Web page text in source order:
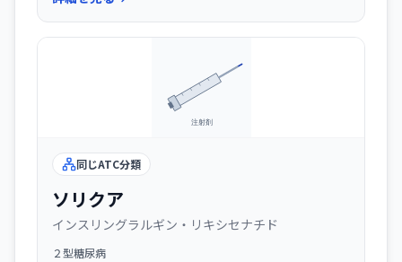
同じATC分類
ソリクア
インスリングラルギン・リキシセナチド
２型糖尿病